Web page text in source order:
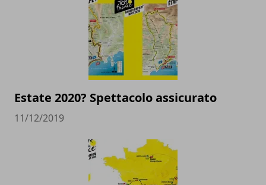
Estate 2020? Spettacolo assicurato
11/12/2019